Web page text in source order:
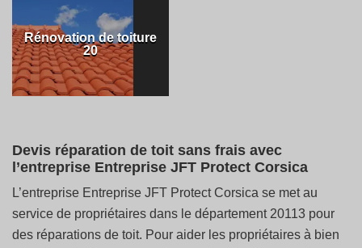
Rénovation de toiture
20
Devis réparation de toit sans frais avec
l’entreprise Entreprise JFT Protect Corsica
L’entreprise Entreprise JFT Protect Corsica se met au
service de propriétaires dans le département 20113 pour
des réparations de toit. Pour aider les propriétaires à bien